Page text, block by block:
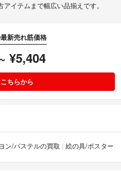
イテムまで幅広い品揃えです。
新売れ筋価格
¥5,404
ちらから
ン/パステルの買取 絵の具/ポスター